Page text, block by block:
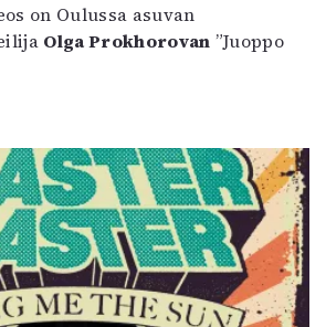
on Oulussa asuvan
Olga Prokhorovan ”Juoppo